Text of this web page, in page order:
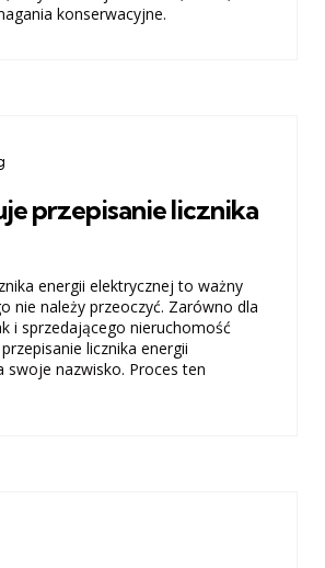
konserwacyjne.
przepisanie licznika
energii elektrycznej to ważny
nie należy przeoczyć. Zarówno dla
i sprzedającego nieruchomość
licznika energii
swoje nazwisko. Proces ten